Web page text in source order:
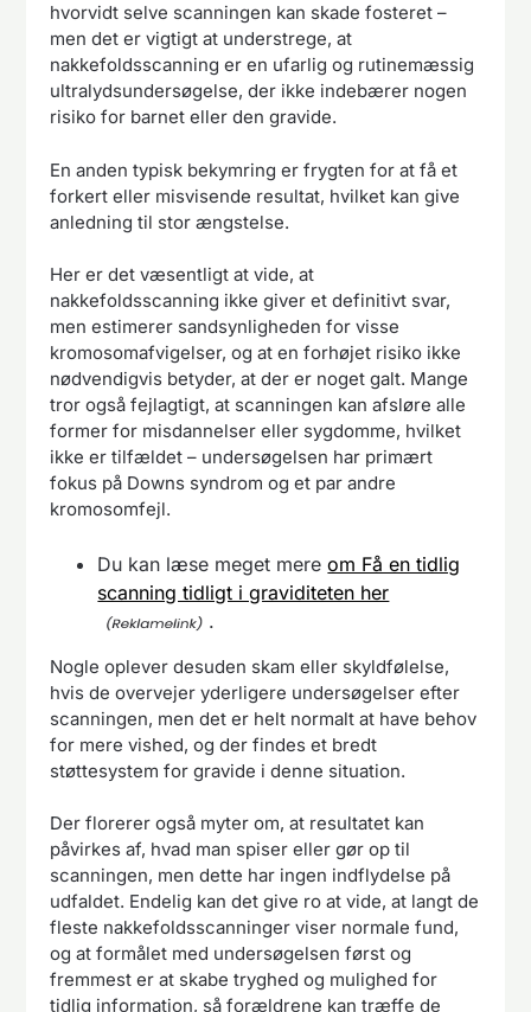
hvorvidt selve scanningen kan skade fosteret –
men det er vigtigt at understrege, at
nakkefoldsscanning er en ufarlig og rutinemæssig
ultralydsundersøgelse, der ikke indebærer nogen
risiko for barnet eller den gravide.
En anden typisk bekymring er frygten for at få et
forkert eller misvisende resultat, hvilket kan give
anledning til stor ængstelse.
Her er det væsentligt at vide, at
nakkefoldsscanning ikke giver et definitivt svar,
men estimerer sandsynligheden for visse
kromosomafvigelser, og at en forhøjet risiko ikke
nødvendigvis betyder, at der er noget galt. Mange
tror også fejlagtigt, at scanningen kan afsløre alle
former for misdannelser eller sygdomme, hvilket
ikke er tilfældet – undersøgelsen har primært
fokus på Downs syndrom og et par andre
kromosomfejl.
Du kan læse meget mereom Få en tidlig
scanning tidligt i graviditeten her
.
Nogle oplever desuden skam eller skyldfølelse,
hvis de overvejer yderligere undersøgelser efter
scanningen, men det er helt normalt at have behov
for mere vished, og der findes et bredt
støttesystem for gravide i denne situation.
Der florerer også myter om, at resultatet kan
påvirkes af, hvad man spiser eller gør op til
scanningen, men dette har ingen indflydelse på
udfaldet. Endelig kan det give ro at vide, at langt de
fleste nakkefoldsscanninger viser normale fund,
og at formålet med undersøgelsen først og
fremmest er at skabe tryghed og mulighed for
tidlig information, så forældrene kan træffe de